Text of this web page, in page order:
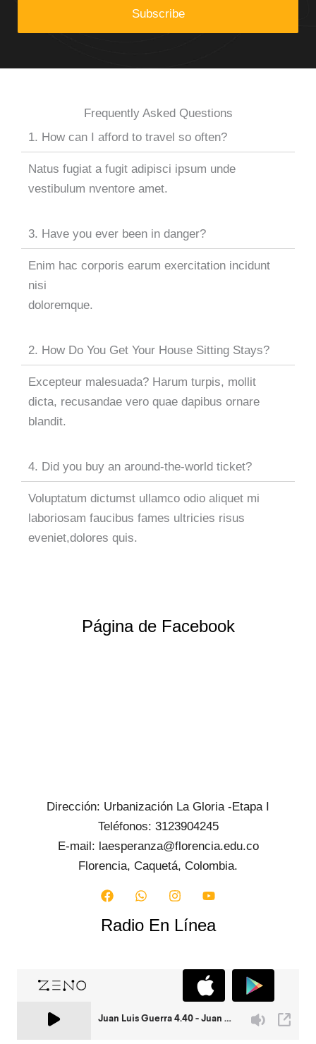
Subscribe
Frequently Asked Questions
1. How can I afford to travel so often?
Natus fugiat a fugit adipisci ipsum unde
vestibulum nventore amet.
3. Have you ever been in danger?
Enim hac corporis earum exercitation incidunt
nisi
doloremque.
2. How Do You Get Your House Sitting Stays?
Excepteur malesuada? Harum turpis, mollit
dicta, recusandae vero quae dapibus ornare
blandit.
4. Did you buy an around-the-world ticket?
Voluptatum dictumst ullamco odio aliquet mi
laboriosam faucibus fames ultricies risus
eveniet,dolores quis.
Página de Facebook
Dirección: Urbanización La Gloria -Etapa I
Teléfonos: 3123904245
E-mail: laesperanza@florencia.edu.co
Florencia, Caquetá, Colombia.
Radio En Línea